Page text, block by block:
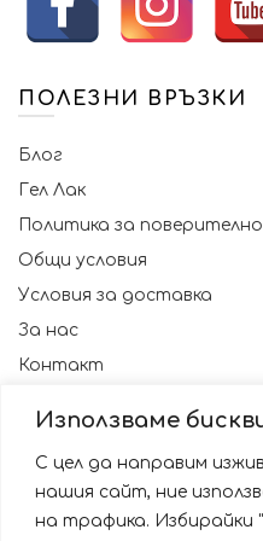
Използваме
С цел да направим
нашия сайт, ние
на трафика. Избирайки
ПОЛЕЗНИ ВРЪЗКИ
Блог
Гел Лак
Политика за
Общи условия
Условия за доставка
За нас
Контакт